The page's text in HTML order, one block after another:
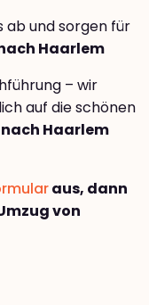
ab und sorgen für
Haarlem
– wir
auf die schönen
Haarlem
aus, dann
von